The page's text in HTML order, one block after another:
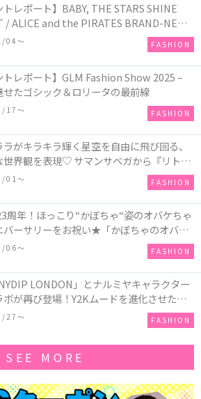
トレポート】BABY, THE STARS SHINE
/ ALICE and the PIRATES BRAND-NEW
in TOKYO
04〜 FASHION
トレポート】GLM Fashion Show 2025 –
せたゴシック＆ロリータの最前線
17〜 FASHION
がキラキラ輝く星空を自由に飛び回る、
世界観を表現♡ サマンサベガから『リトル
ターズ』50周年アニバーサリーイヤー』を
01〜 FASHION
年！ほっこり“かぼちゃ“姿のオバケちゃ
バーサリーをお祝い★「かぼちゃのオバケ
セサリー」が新発売！Q-pot CAFE.では
ゃのオバケーキプレート」も登場
06〜 FASHION
LONDON」とナルミヤキャラクター
ボが再び登場！Y2Kムードを進化させた新
ョンを発売♪
27〜 FASHION
SEE MORE